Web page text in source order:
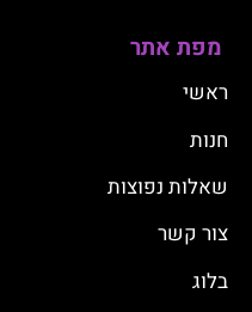
מפת אתר
ראשי
חנות
שאלות נפוצות
צור קשר
בלוג